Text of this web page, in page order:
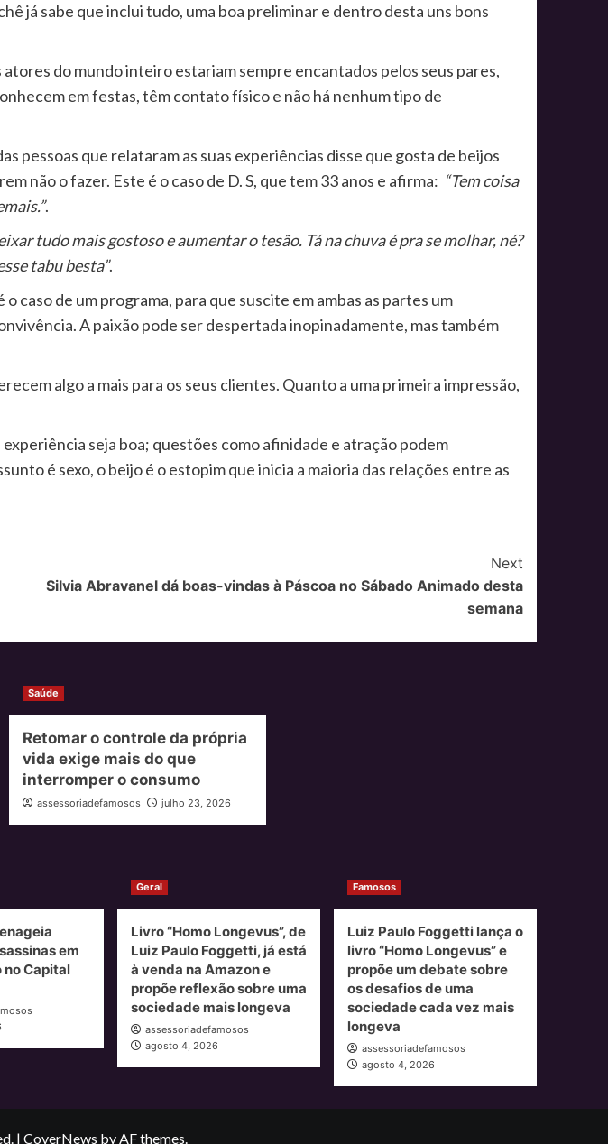
já sabe que inclui tudo, uma boa preliminar e dentro desta uns bons
atores do mundo inteiro estariam sempre encantados pelos seus pares,
em festas, têm contato físico e não há nenhum tipo de
pessoas que relataram as suas experiências disse que gosta de beijos
não o fazer. Este é o caso de D. S, que tem 33 anos e afirma: “Tem coisa
.
tudo mais gostoso e aumentar o tesão. Tá na chuva é pra se molhar, né?
tabu besta”.
caso de um programa, para que suscite em ambas as partes um
A paixão pode ser despertada inopinadamente, mas também
algo a mais para os seus clientes. Quanto a uma primeira impressão,
seja boa; questões como afinidade e atração podem
é sexo, o beijo é o estopim que inicia a maioria das relações entre as
Next
Silvia Abravanel dá boas-vindas à Páscoa no Sábado Animado desta
semana
Saúde
Retomar o controle da própria
vida exige mais do que
interromper o consumo
assessoriadefamosos julho 23, 2026
em
no Capital
Geral
Livro “Homo Longevus”, de
Luiz Paulo Foggetti, já está
à venda na Amazon e
propõe reflexão sobre uma
sociedade mais longeva
assessoriadefamosos
agosto 4, 2026
Famosos
Luiz Paulo Foggetti lança o
livro “Homo Longevus” e
propõe um debate sobre
os desafios de uma
sociedade cada vez mais
longeva
assessoriadefamosos
agosto 4, 2026
| CoverNews by AF themes.